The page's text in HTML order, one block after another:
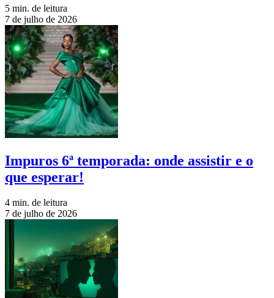
5 min. de leitura
7 de julho de 2026
Impuros 6ª temporada: onde assistir e o
que esperar!
4 min. de leitura
7 de julho de 2026